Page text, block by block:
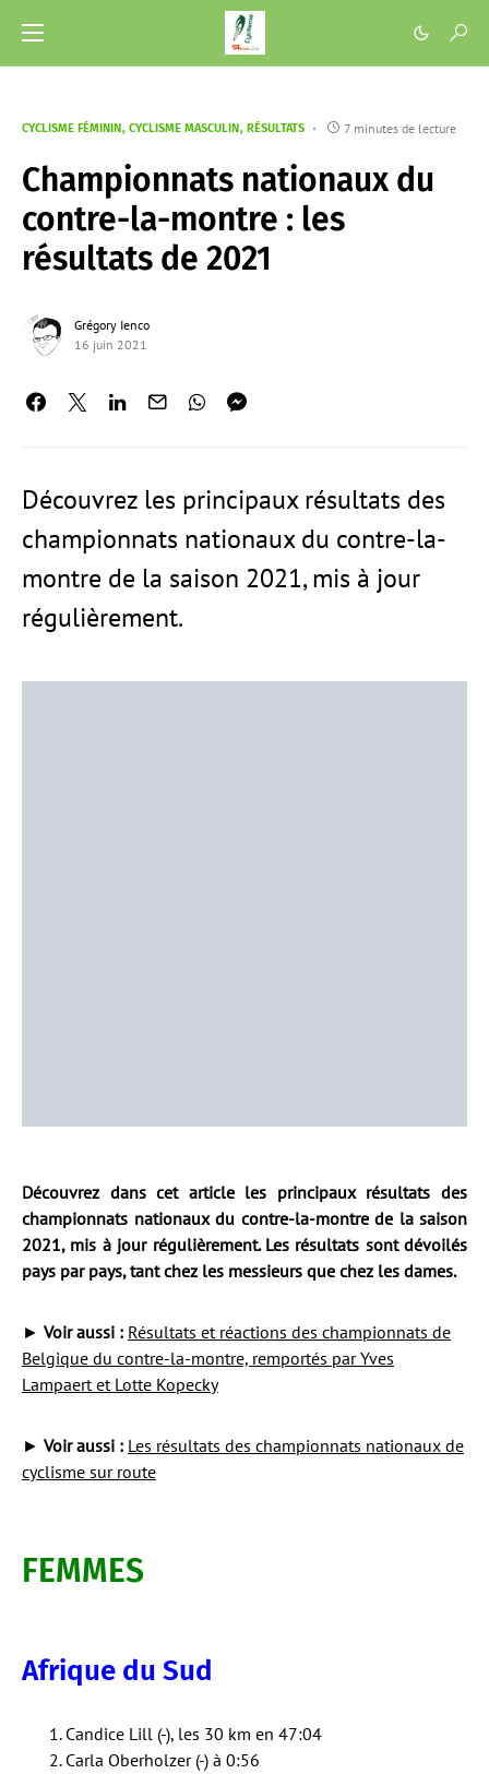
CYCLISME FÉMININ CYCLISME MASCULIN RÉSULTATS 7 minutes de lecture
Championnats nationaux du
contre-la-montre : les
résultats de 2021
Grégory Ienco
16 juin 2021
Découvrez les principaux résultats des
championnats nationaux du contre-la-
montre de la saison 2021, mis à jour
régulièrement.
Découvrez dans cet article les principaux résultats des
championnats nationaux du contre-la-montre de la saison
2021, mis à jour régulièrement. Les résultats sont dévoilés
pays par pays, tant chez les messieurs que chez les dames.
► Voir aussi : Résultats et réactions des championnats de
Belgique du contre-la-montre, remportés par Yves
Lampaert et Lotte Kopecky
► Voir aussi : Les résultats des championnats nationaux de
cyclisme sur route
FEMMES
Afrique du Sud
Candice Lill (-), les 30 km en 47:04
Carla Oberholzer (-) à 0:56